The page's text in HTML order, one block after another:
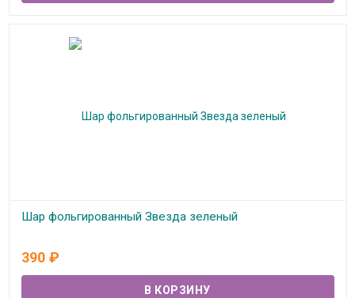
Шар фольгированный Звезда зеленый
390 ₽